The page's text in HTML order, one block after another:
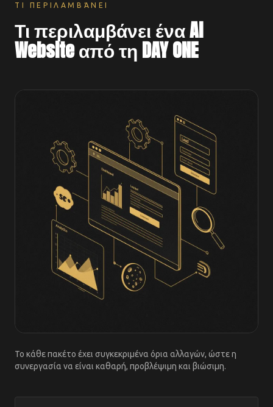
ΤΙ ΠΕΡΙΛΑΜΒΆΝΕΙ
Τι περιλαμβάνει ένα AI
Website από τη DAY ONE
Το κάθε πακέτο έχει συγκεκριμένα όρια αλλαγών, ώστε η
συνεργασία να είναι καθαρή, προβλέψιμη και βιώσιμη.